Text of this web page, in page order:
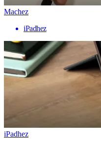
Machez
iPadhez
iPadhez